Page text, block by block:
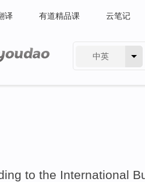
译 有道精品课 云笔记
中英
to the International